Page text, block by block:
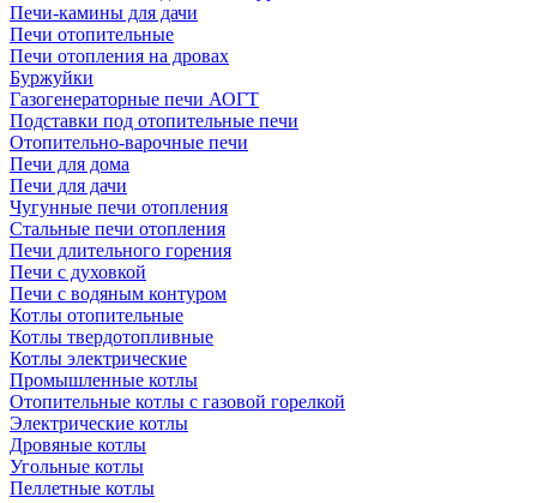
Печи-камины для дачи
Печи отопительные
Печи отопления на дровах
Буржуйки
Газогенераторные печи АОГТ
Подставки под отопительные печи
Отопительно-варочные печи
Печи для дома
Печи для дачи
Чугунные печи отопления
Стальные печи отопления
Печи длительного горения
Печи с духовкой
Печи с водяным контуром
Котлы отопительные
Котлы твердотопливные
Котлы электрические
Промышленные котлы
Отопительные котлы с газовой горелкой
Электрические котлы
Дровяные котлы
Угольные котлы
Пеллетные котлы